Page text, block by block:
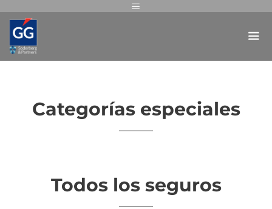
Categorías especiales
Todos los seguros